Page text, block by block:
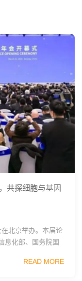
共探细胞与基因
在北京举办。本届论
息化部、国务院国
READ MORE